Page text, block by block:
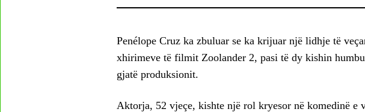
Penélope Cruz ka zbuluar se ka krijuar një lidhje të
xhirimeve të filmit Zoolander 2, pasi të dy kishin
gjatë produksionit.
Aktorja, 52 vjeçe, kishte një rol kryesor në komedinë e